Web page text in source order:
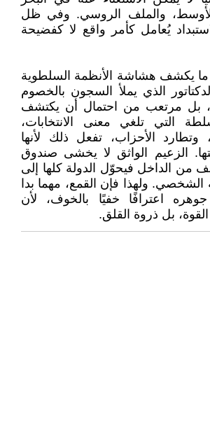
الأوسط، والملف الروسي. وفي ظل
يُعامل كأمر واقع لا كفضيحة
ما يكشف هشاشة الأنظمة السلطوية
الذي يملأ السجون بالخصوم
بل مرتعب من احتمال أن يكتشف
التي تلغي معنى الانتخابات،
وتطارد الأحزاب، تفعل ذلك لأنها
الزعيم الواثق لا يخشى صندوق
من الداخل فيحوّل الدولة كلها إلى
الشخصي. ولهذا فإن القمع، مهما بدا
اعترافًا خفيًا بالخوف، لأن
بل ذروة القلق.